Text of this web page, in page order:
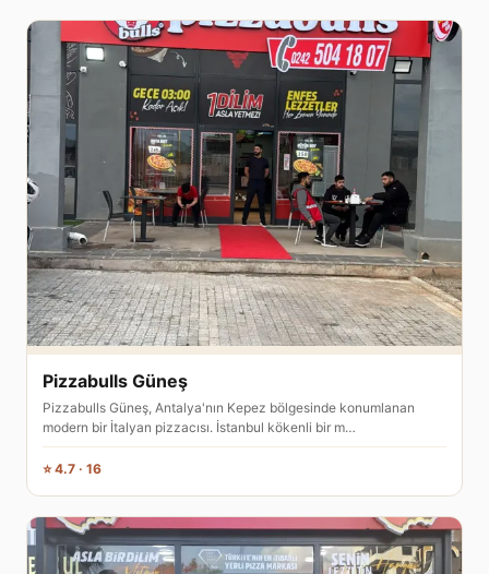
Pizzabulls Güneş
Pizzabulls Güneş, Antalya'nın Kepez bölgesinde konumlanan
modern bir İtalyan pizzacısı. İstanbul kökenli bir m…
⭐ 4.7 · 16